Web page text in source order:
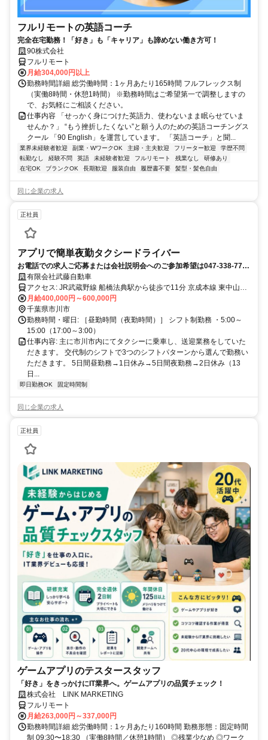
フルリモートの英語コーチ
完全在宅勤務！「好き」も「キャリア」も諦めない働き方可！
90株式会社
フルリモート
月給304,000円以上
勤務時間詳細 総労働時間：1ヶ月あたり165時間 フルフレックス制
（実働8時間・休憩1時間） ※勤務時間はご希望第一で調整しますの
で、お気軽にご相談ください。
仕事内容 「せっかく身につけた英語力、使わないまま眠らせていま
せんか？」 “もう挫折したくない”と願う人のための英語コーチングス
クール 「90 English」を運営しています。 「英語コーチ」と聞...
業界未経験者歓迎 副業・WワークOK 主婦・主夫歓迎 フリーター歓迎
学歴不問
転勤なし
経験不問 英語 未経験者歓迎 フルリモート 残業なし
研修あり
在宅OK
ブランクOK 長期歓迎 服装自由 履歴書不要 髪型・髪色自由
同じ企業の求人
正社員
アプリで簡単夜勤タクシードライバー
お電話での求人ご応募または会社説明会へのご参加希望は047-338-7774
までお電話ください。「Indeedを見て電話しました。」とお伝えいただ
ければスムーズに繋がります。
有限会社武藤自動車
アクセス: JR武蔵野線 船橋法典駅から徒歩で11分 京成本線 東中山駅
から徒歩で22分 総武線 下総中山駅から徒歩25分
月給400,000円～600,000円
千葉県市川市
勤務時間・曜日: ［昼勤時間（夜勤時間）］ シフト制勤務 ・5:00～
15:00（17:00～3:00）
仕事内容: 主に市川市内にてタクシーに乗車し、送迎業務をしていた
だきます。 交代制のシフトで3つのシフトパターンから選んで勤務い
ただきます。 5日間昼勤務→1日休み→5日間夜勤務→2日休み（13
日...
即日勤務OK 固定時間制
同じ企業の求人
正社員
ゲームアプリのテスタースタッフ
「好き」をきっかけにIT業界へ。ゲームアプリの品質チェック！
株式会社 LINK MARKETING
フルリモート
月給263,000円～337,000円
勤務時間詳細 総労働時間：1ヶ月あたり160時間 勤務形態：固定時間
制 09:30〜18:30 （実働8時間／休憩1時間） ◎残業少なめ ◎ワーク